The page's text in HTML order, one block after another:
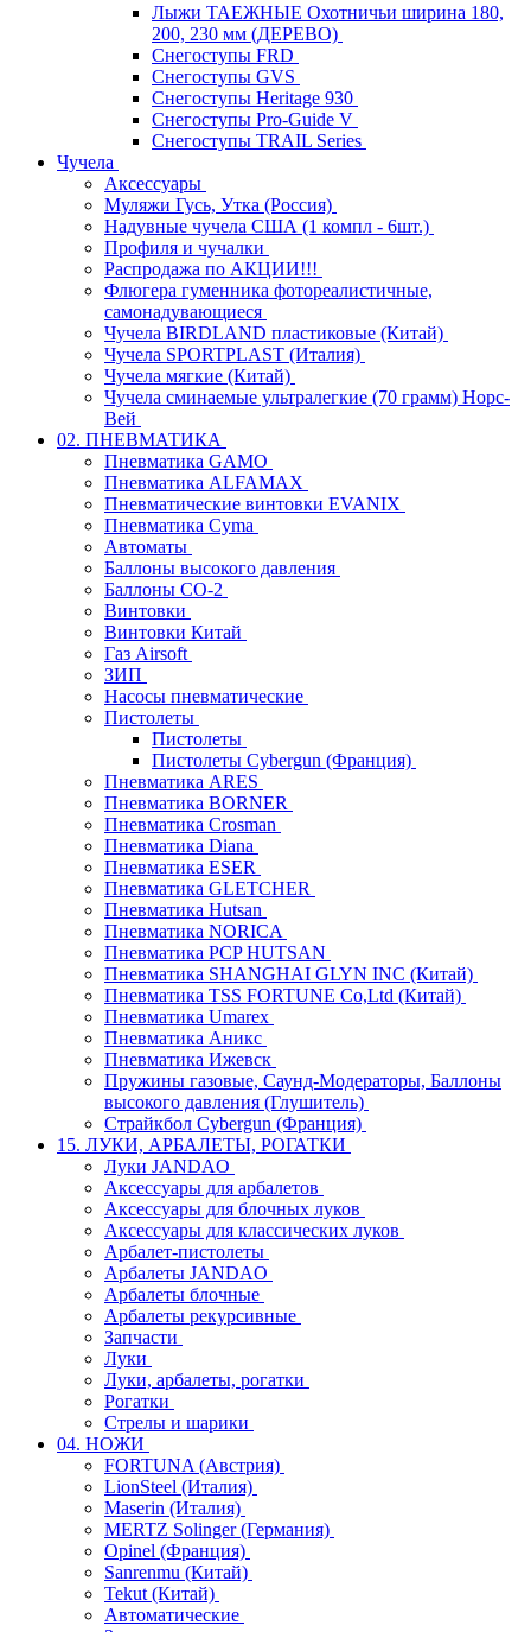
Лыжи ТАЕЖНЫЕ Охотничьи ширина 180,
200, 230 мм (ДЕРЕВО)
Снегоступы FRD
Снегоступы GVS
Снегоступы Heritage 930
Снегоступы Pro-Guide V
Снегоступы TRAIL Series
Чучела
Аксессуары
Муляжи Гусь, Утка (Россия)
Надувные чучела США (1 компл - 6шт.)
Профиля и чучалки
Распродажа по АКЦИИ!!!
Флюгера гуменника фотореалистичные,
самонадувающиеся
Чучела BIRDLAND пластиковые (Китай)
Чучела SPORTPLAST (Италия)
Чучела мягкие (Китай)
Чучела сминаемые ультралегкие (70 грамм) Норс-
Вей
02. ПНЕВМАТИКА
Пневматика GAMO
Пневматика ALFAMAX
Пневматические винтовки EVANIX
Пневматика Cyma
Автоматы
Баллоны высокого давления
Баллоны СО-2
Винтовки
Винтовки Китай
Газ Airsoft
ЗИП
Насосы пневматические
Пистолеты
Пистолеты
Пистолеты Cybergun (Франция)
Пневматика ARES
Пневматика BORNER
Пневматика Crosman
Пневматика Diana
Пневматика ESER
Пневматика GLETCHER
Пневматика Hutsan
Пневматика NORICA
Пневматика PCP HUTSAN
Пневматика SHANGHAI GLYN INC (Китай)
Пневматика TSS FORTUNE Co,Ltd (Китай)
Пневматика Umarex
Пневматика Аникс
Пневматика Ижевск
Пружины газовые, Саунд-Модераторы, Баллоны
высокого давления (Глушитель)
Страйкбол Cybergun (Франция)
15. ЛУКИ, АРБАЛЕТЫ, РОГАТКИ
Луки JANDAO
Аксессуары для арбалетов
Аксессуары для блочных луков
Аксессуары для классических луков
Арбалет-пистолеты
Арбалеты JANDAO
Арбалеты блочные
Арбалеты рекурсивные
Запчасти
Луки
Луки, арбалеты, рогатки
Рогатки
Стрелы и шарики
04. НОЖИ
FORTUNA (Австрия)
LionSteel (Италия)
Maserin (Италия)
MERTZ Solinger (Германия)
Opinel (Франция)
Sanrenmu (Китай)
Tekut (Китай)
Автоматические